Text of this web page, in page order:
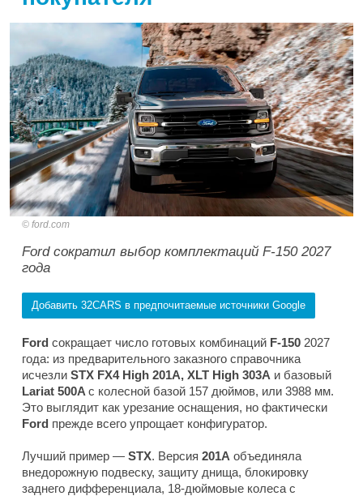
ford.com
Ford сократил выбор комплектаций F-150 2027
года
Добавить 32CARS в предпочитаемые источники Google
Ford сокращает число готовых комбинаций F-150 2027
года: из предварительного заказного справочника
исчезли STX FX4 High 201A, XLT High 303A и базовый
Lariat 500A с колесной базой 157 дюймов, или 3988 мм.
Это выглядит как урезание оснащения, но фактически
Ford прежде всего упрощает конфигуратор.
Лучший пример — STX. Версия 201A объединяла
внедорожную подвеску, защиту днища, блокировку
заднего дифференциала, 18-дюймовые колеса с